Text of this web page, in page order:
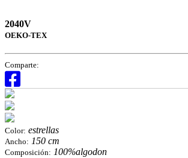
2040V
OEKO-TEX
Comparte:
Color: estrellas
Ancho: 150 cm
Composición: 100%algodon